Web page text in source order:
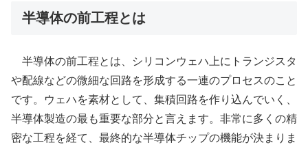
半導体の前工程とは
半導体の前工程とは、シリコンウェハ上にトランジスタ
や配線などの微細な回路を形成する一連のプロセスのこと
です。ウェハを素材として、集積回路を作り込んでいく、
半導体製造の最も重要な部分と言えます。非常に多くの精
密な工程を経て、最終的な半導体チップの機能が決まりま